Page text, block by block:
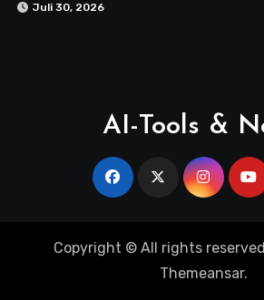
Juli 30, 2026
AI-Tools &
Copyright © All rights reserved
Themeansar.